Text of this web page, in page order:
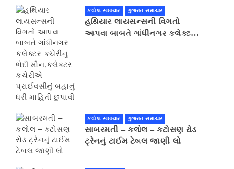
કલોલ સમાચાર ગુજરાત સમાચાર
હથિયાર લાયસન્સની વિગતો
આપવા બાબતે ગાંધીનગર કલેક્ટર
કલોલ સમાચાર ગુજરાત સમાચાર
સાબરમતી – કલોલ – કટોસણ રોડ
ટ્રેનનું ટાઈમ ટેબલ જાણી લો